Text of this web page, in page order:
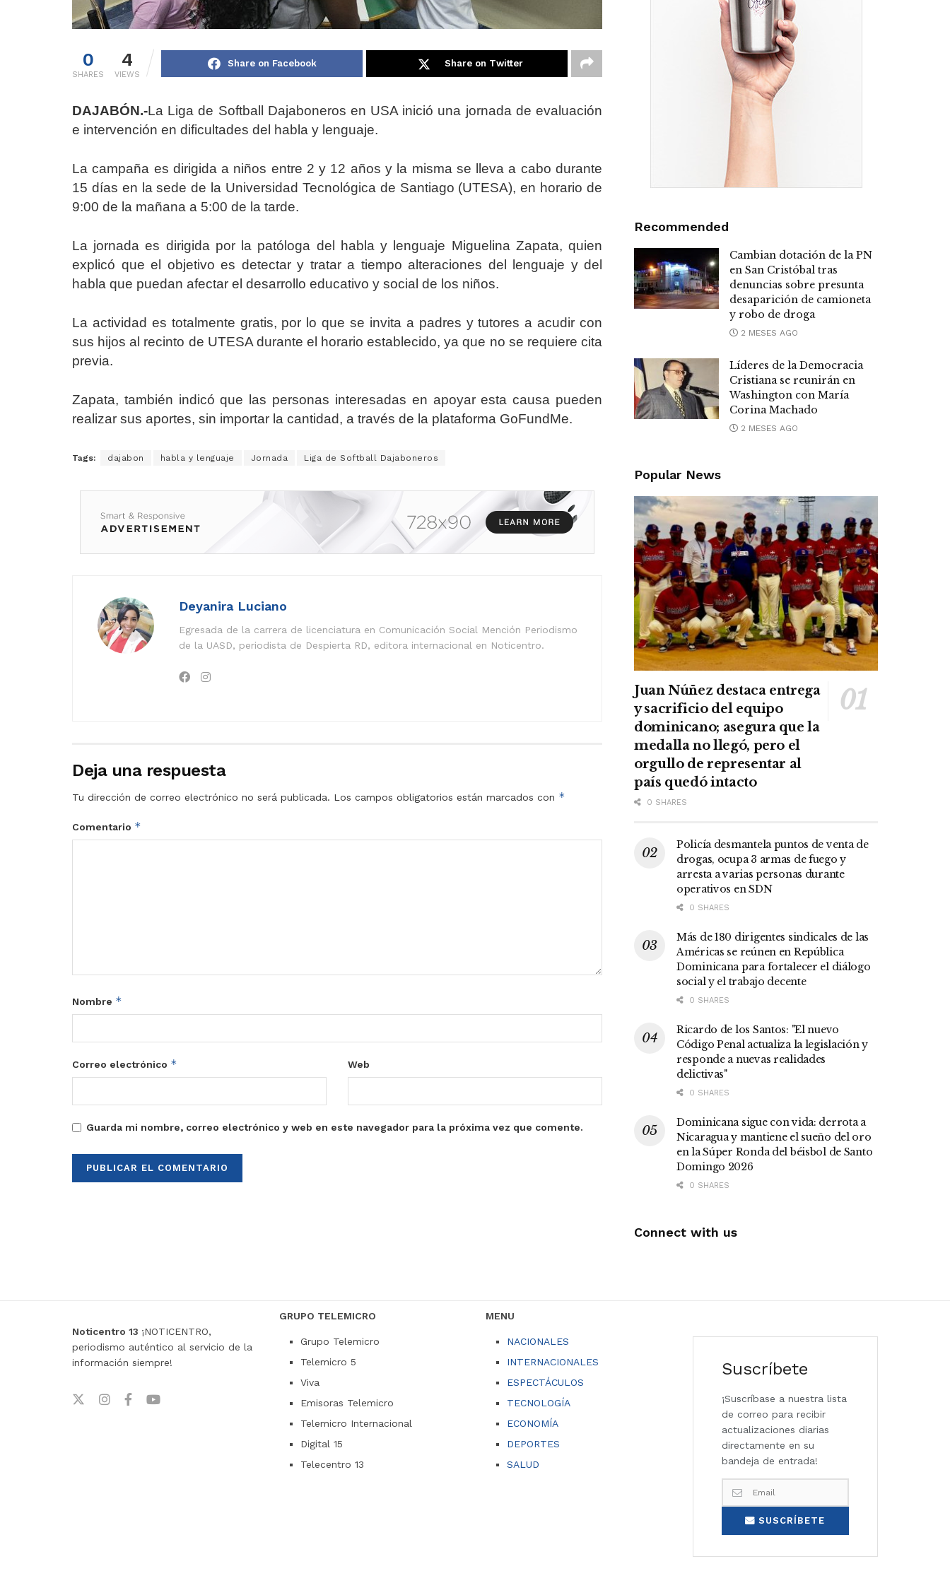
0
SHARES
4
VIEWS
Share on Facebook Share on Twitter
DAJABÓN.-La Liga de Softball Dajaboneros en USA inició una jornada de evaluación
e intervención en dificultades del habla y lenguaje.
La campaña es dirigida a niños entre 2 y 12 años y la misma se lleva a cabo durante
15 días en la sede de la Universidad Tecnológica de Santiago (UTESA), en horario de
9:00 de la mañana a 5:00 de la tarde.
La jornada es dirigida por la patóloga del habla y lenguaje Miguelina Zapata, quien
explicó que el objetivo es detectar y tratar a tiempo alteraciones del lenguaje y del
habla que puedan afectar el desarrollo educativo y social de los niños.
La actividad es totalmente gratis, por lo que se invita a padres y tutores a acudir con
sus hijos al recinto de UTESA durante el horario establecido, ya que no se requiere cita
previa.
Zapata, también indicó que las personas interesadas en apoyar esta causa pueden
realizar sus aportes, sin importar la cantidad, a través de la plataforma GoFundMe.
Tags: dajabon habla y lenguaje Jornada Liga de Softball Dajaboneros
Deyanira Luciano
Egresada de la carrera de licenciatura en Comunicación Social Mención Periodismo
de la UASD, periodista de Despierta RD, editora internacional en Noticentro.
Deja una respuesta
Tu dirección de correo electrónico no será publicada. Los campos obligatorios están marcados con *
Comentario *
Nombre *
Correo electrónico * Web
Guarda mi nombre, correo electrónico y web en este navegador para la próxima vez que comente.
Recommended
Cambian dotación de la PN
en San Cristóbal tras
denuncias sobre presunta
desaparición de camioneta
y robo de droga
2 MESES AGO
Líderes de la Democracia
Cristiana se reunirán en
Washington con María
Corina Machado
2 MESES AGO
Popular News
Juan Núñez destaca entrega
y sacrificio del equipo
dominicano; asegura que la
medalla no llegó, pero el
orgullo de representar al
país quedó intacto
0 SHARES
Policía desmantela puntos de venta de
drogas, ocupa 3 armas de fuego y
arresta a varias personas durante
operativos en SDN
0 SHARES
Más de 180 dirigentes sindicales de las
Américas se reúnen en República
Dominicana para fortalecer el diálogo
social y el trabajo decente
0 SHARES
Ricardo de los Santos: "El nuevo
Código Penal actualiza la legislación y
responde a nuevas realidades
delictivas"
0 SHARES
Dominicana sigue con vida: derrota a
Nicaragua y mantiene el sueño del oro
en la Súper Ronda del béisbol de Santo
Domingo 2026
0 SHARES
Connect with us
Noticentro 13 ¡NOTICENTRO,
periodismo auténtico al servicio de la
información siempre!
GRUPO TELEMICRO
Grupo Telemicro
Telemicro 5
Viva
Emisoras Telemicro
Telemicro Internacional
Digital 15
Telecentro 13
MENU
NACIONALES
INTERNACIONALES
ESPECTÁCULOS
TECNOLOGÍA
ECONOMÍA
DEPORTES
SALUD
Suscríbete
¡Suscríbase a nuestra lista
de correo para recibir
actualizaciones diarias
directamente en su
bandeja de entrada!
SUSCRÍBETE